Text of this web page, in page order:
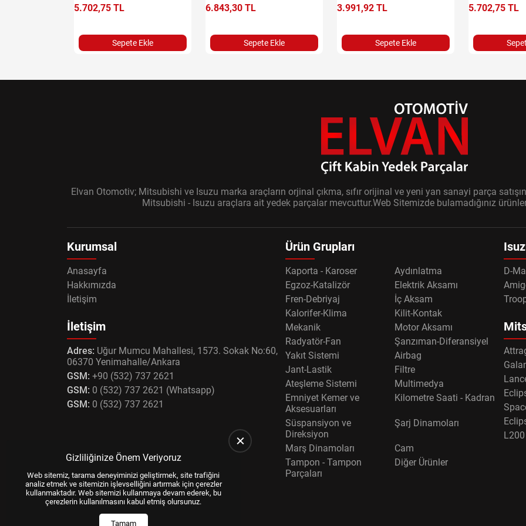
5.702,75 TL
Sepete Ekle
6.843,30 TL
Sepete Ekle
3.991,92 TL
Sepete Ekle
5.702,75 TL
Elvan Otomotiv; Mitsubishi ve Isuzu marka araçların orjinal çıkma, sıfır orijinal ve yeni yan sanayi parça
Mitsubishi - Isuzu araçlara ait yedek parçalar mevcuttur.Web Sitemizde bulamadığınız
Kurumsal
Anasayfa
Hakkımızda
İletişim
İletişim
Adres: Uğur Mumcu Mahallesi, 1573. Sokak No:60,
06370 Yenimahalle/Ankara
GSM: +90 (532) 737 2621
GSM: 0 (532) 737 2621 (Whatsapp)
GSM: 0 (532) 737 2621
Ürün Grupları
Kaporta - Karoser
Aydınlatma
Egzoz-Katalizör
Elektrik Aksamı
Fren-Debriyaj
İç Aksam
Kalorifer-Klima
Kilit-Kontak
Mekanik
Motor Aksamı
Radyatör-Fan
Şanzıman-Diferansiyel
Yakıt Sistemi
Airbag
Jant-Lastik
Filtre
Ateşleme Sistemi
Multimedya
Emniyet Kemer ve
Aksesuarları
Kilometre Saati - Kadran
Süspansiyon ve
Direksiyon
Şarj Dinamoları
Marş Dinamoları
Cam
Tampon - Tampon
Parçaları
Diğer Ürünler
D-
L200
Gizliliğinize Önem Veriyoruz
Web sitemiz, tarama deneyiminizi geliştirmek, site trafiğini
analiz etmek ve sitemizin işlevselliğini artırmak için çerezler
kullanmaktadır. Web sitemizi kullanmaya devam ederek, bu
çerezlerin kullanılmasını kabul etmiş olursunuz.
Tamam